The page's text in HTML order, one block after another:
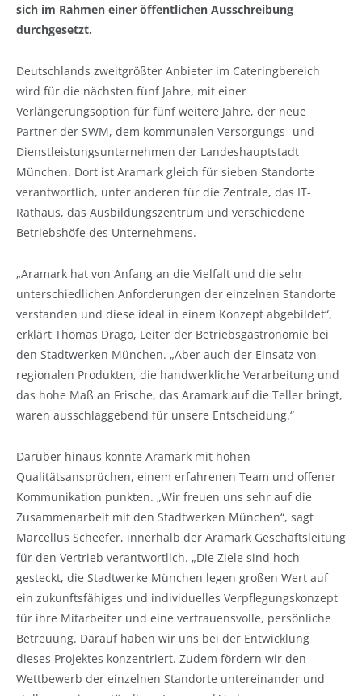
sich im Rahmen einer öffentlichen Ausschreibung
durchgesetzt.
Deutschlands zweitgrößter Anbieter im Cateringbereich
wird für die nächsten fünf Jahre, mit einer
Verlängerungsoption für fünf weitere Jahre, der neue
Partner der SWM, dem kommunalen Versorgungs- und
Dienstleistungsunternehmen der Landeshauptstadt
München. Dort ist Aramark gleich für sieben Standorte
verantwortlich, unter anderen für die Zentrale, das IT-
Rathaus, das Ausbildungszentrum und verschiedene
Betriebshöfe des Unternehmens.
„Aramark hat von Anfang an die Vielfalt und die sehr
unterschiedlichen Anforderungen der einzelnen Standorte
verstanden und diese ideal in einem Konzept abgebildet“,
erklärt Thomas Drago, Leiter der Betriebsgastronomie bei
den Stadtwerken München. „Aber auch der Einsatz von
regionalen Produkten, die handwerkliche Verarbeitung und
das hohe Maß an Frische, das Aramark auf die Teller bringt,
waren ausschlaggebend für unsere Entscheidung.“
Darüber hinaus konnte Aramark mit hohen
Qualitätsansprüchen, einem erfahrenen Team und offener
Kommunikation punkten. „Wir freuen uns sehr auf die
Zusammenarbeit mit den Stadtwerken München“, sagt
Marcellus Scheefer, innerhalb der Aramark Geschäftsleitung
für den Vertrieb verantwortlich. „Die Ziele sind hoch
gesteckt, die Stadtwerke München legen großen Wert auf
ein zukunftsfähiges und individuelles Verpflegungskonzept
für ihre Mitarbeiter und eine vertrauensvolle, persönliche
Betreuung. Darauf haben wir uns bei der Entwicklung
dieses Projektes konzentriert. Zudem fördern wir den
Wettbewerb der einzelnen Standorte untereinander und